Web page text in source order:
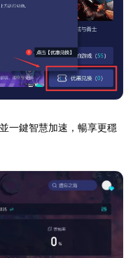
一鍵智慧加速，暢享更穩